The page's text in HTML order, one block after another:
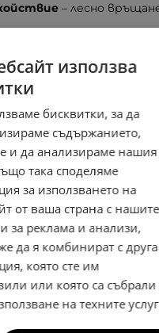
грижа и поддръжка
– лесно
еко кожа и рафия,
използва
бисквитки, за да
съдържанието,
и да анализираме нашия
така споделяме
за използването на
от ваша страна с нашите
за реклама и анализи,
да я комбинират с друга
която сте им
или която са събрали
на техните